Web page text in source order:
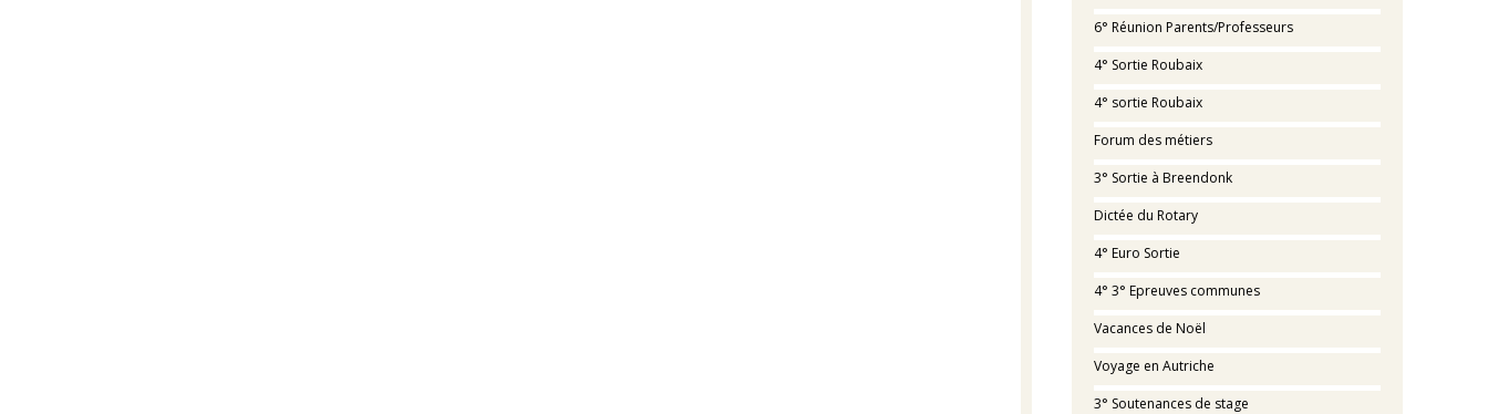
6° Réunion Parents/Professeurs
4° Sortie Roubaix
4° sortie Roubaix
Forum des métiers
3° Sortie à Breendonk
Dictée du Rotary
4° Euro Sortie
4° 3° Epreuves communes
Vacances de Noël
Voyage en Autriche
3° Soutenances de stage